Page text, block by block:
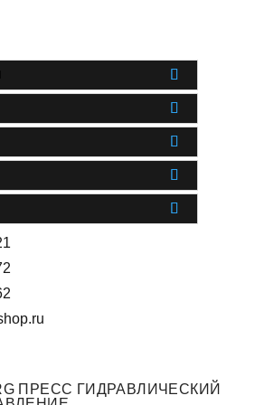
ПРЕСС ГИДРАВЛИЧЕСКИЙ